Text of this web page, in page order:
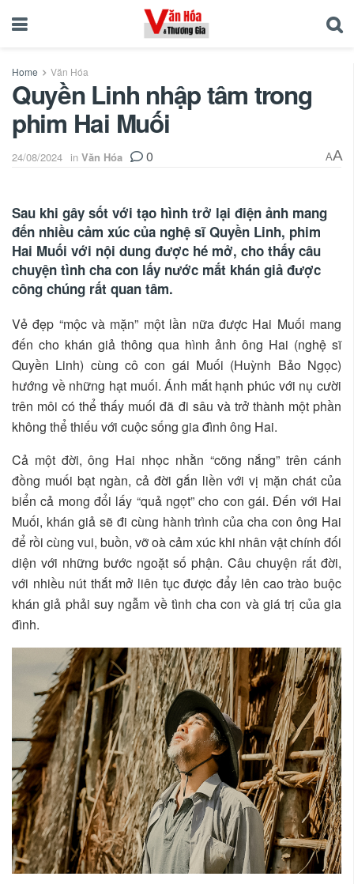
Home Văn Hóa
Quyền Linh nhập tâm trong
phim Hai Muối
24/08/2024 in Văn Hóa 0 AA
Sau khi gây sốt với tạo hình trở lại điện ảnh mang
đến nhiều cảm xúc của nghệ sĩ Quyền Linh, phim
Hai Muối với nội dung được hé mở, cho thấy câu
chuyện tình cha con lấy nước mắt khán giả được
công chúng rất quan tâm.
Vẻ đẹp “mộc và mặn” một lần nữa được Hai Muối mang
đến cho khán giả thông qua hình ảnh ông Hai (nghệ sĩ
Quyền Linh) cùng cô con gái Muối (Huỳnh Bảo Ngọc)
hướng về những hạt muối. Ánh mắt hạnh phúc với nụ cười
trên môi có thể thấy muối đã đi sâu và trở thành một phần
không thể thiếu với cuộc sống gia đình ông Hai.
Cả một đời, ông Hai nhọc nhằn “cõng nắng” trên cánh
đồng muối bạt ngàn, cả đời gắn liền với vị mặn chát của
biển cả mong đổi lấy “quả ngọt” cho con gái. Đến với Hai
Muối, khán giả sẽ đi cùng hành trình của cha con ông Hai
để rồi cùng vui, buồn, vỡ oà cảm xúc khi nhân vật chính đối
diện với những bước ngoặt số phận. Câu chuyện rất đời,
với nhiều nút thắt mở liên tục được đẩy lên cao trào buộc
khán giả phải suy ngẫm về tình cha con và giá trị của gia
đình.